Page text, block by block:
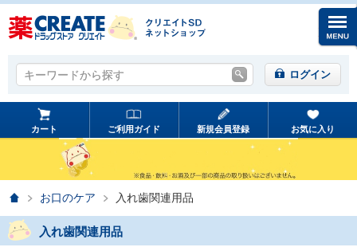
キーワードから探す
キーワードから探す ログイン
カート ご利用ガイド 新規会員登録 お気に入り
ホームお口のケア 入れ歯関連用品
入れ歯関連用品